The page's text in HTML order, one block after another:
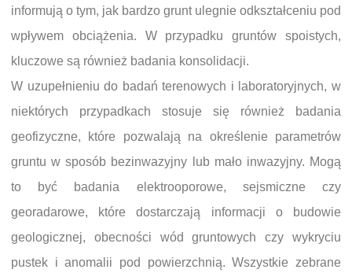
informują o tym, jak bardzo grunt ulegnie odkształceniu pod
wpływem obciążenia. W przypadku gruntów spoistych,
kluczowe są również badania konsolidacji.
W uzupełnieniu do badań terenowych i laboratoryjnych, w
niektórych przypadkach stosuje się również badania
geofizyczne, które pozwalają na określenie parametrów
gruntu w sposób bezinwazyjny lub mało inwazyjny. Mogą
to być badania elektrooporowe, sejsmiczne czy
georadarowe, które dostarczają informacji o budowie
geologicznej, obecności wód gruntowych czy wykryciu
pustek i anomalii pod powierzchnią. Wszystkie zebrane